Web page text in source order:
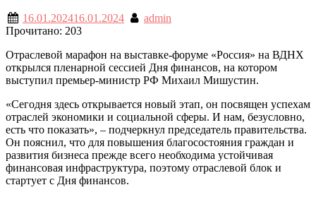
16.01.202416.01.2024
admin
Прочитано: 203
Отраслевой марафон на выставке-форуме «Россия» на ВДНХ
открылся пленарной сессией Дня финансов, на котором
выступил премьер-министр РФ Михаил Мишустин.
«Сегодня здесь открывается новый этап, он посвящен успехам
отраслей экономики и социальной сферы. И нам, безусловно,
есть что показать», – подчеркнул председатель правительства.
Он пояснил, что для повышения благосостояния граждан и
развития бизнеса прежде всего необходима устойчивая
финансовая инфраструктура, поэтому отраслевой блок и
стартует с Дня финансов.